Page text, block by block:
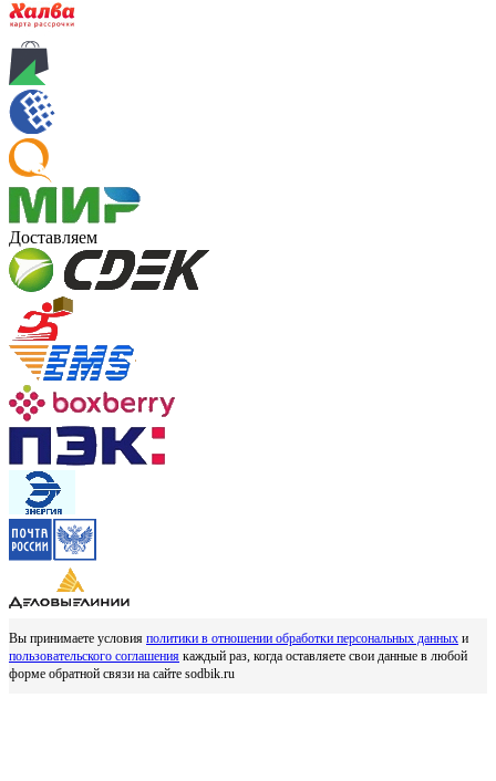
Доставляем
Вы принимаете условия политики в отношении обработки персональных данных и
пользовательского соглашения каждый раз, когда оставляете свои данные в любой
форме обратной связи на сайте sodbik.ru